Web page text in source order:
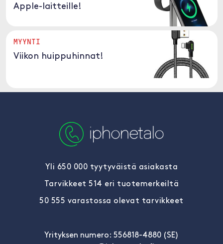
Apple-laitteille!
MYYNTI
Viikon huippuhinnat!
Yli 650 000 tyytyväistä asiakasta
Tarvikkeet 514 eri tuotemerkeiltä
50 555 varastossa olevat tarvikkeet
Yrityksen numero: 556818-4880 (SE)